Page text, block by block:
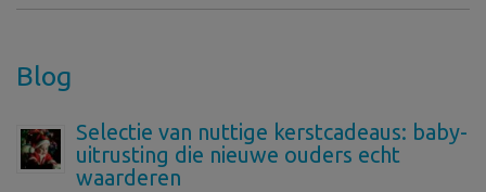
Blog
Selectie van nuttige kerstcadeaus: baby-
uitrusting die nieuwe ouders echt
waarderen